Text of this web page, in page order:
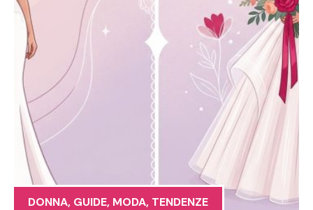
DONNA, GUIDE, MODA, TENDENZE